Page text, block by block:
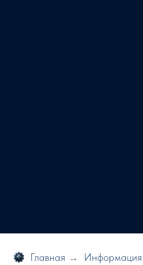
Главная → Информация